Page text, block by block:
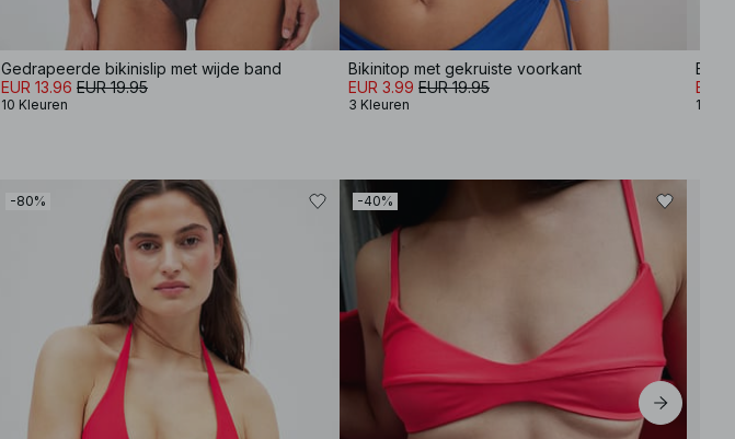
Gedrapeerde bikinislip met wijde band
EUR 13.96 EUR 19.95
10 Kleuren
Bikinitop met gekruiste voorkant
EUR 3.99 EUR 19.95
3 Kleuren
EUR
1
-80% -40%